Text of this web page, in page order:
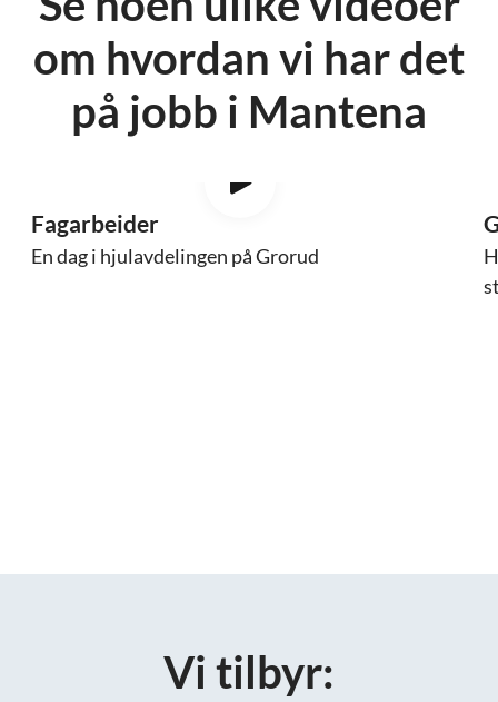
om hvordan vi har det
på jobb i Mantena
Fagarbeider
En dag i hjulavdelingen på Grorud
Vi tilbyr: